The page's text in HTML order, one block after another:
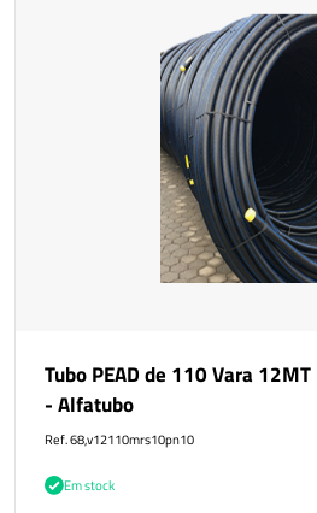
Tubo PEAD de 110 Vara
- Alfatubo
Ref. 68,v12110mrs10pn10
Em stock